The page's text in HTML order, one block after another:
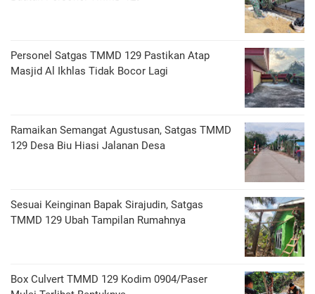
Personel Satgas TMMD 129 Pastikan Atap
Masjid Al Ikhlas Tidak Bocor Lagi
Ramaikan Semangat Agustusan, Satgas TMMD
129 Desa Biu Hiasi Jalanan Desa
Sesuai Keinginan Bapak Sirajudin, Satgas
TMMD 129 Ubah Tampilan Rumahnya
Box Culvert TMMD 129 Kodim 0904/Paser